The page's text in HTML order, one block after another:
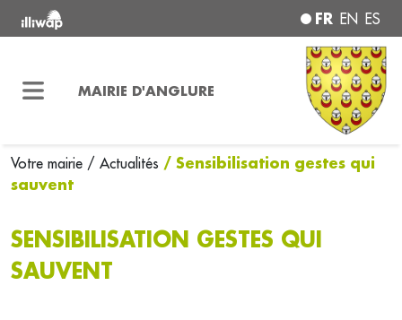
FR EN ES
MAIRIE D'ANGLURE
Votre mairie / Actualités / Sensibilisation gestes qui
sauvent
SENSIBILISATION GESTES QUI
SAUVENT